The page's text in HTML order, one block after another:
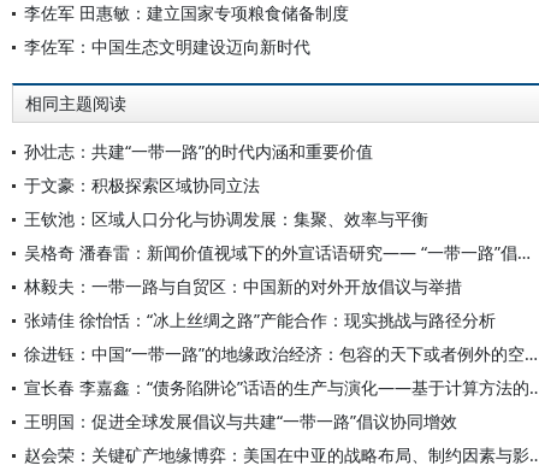
李佐军 田惠敏：建立国家专项粮食储备制度
李佐军：中国生态文明建设迈向新时代
相同主题阅读
孙壮志：共建“一带一路”的时代内涵和重要价值
于文豪：积极探索区域协同立法
王钦池：区域人口分化与协调发展：集聚、效率与平衡
吴格奇 潘春雷：新闻价值视域下的外宣话语研究—— “一带一路”倡议十周年报道分析
林毅夫：一带一路与自贸区：中国新的对外开放倡议与举措
张靖佳 徐怡恬：“冰上丝绸之路”产能合作：现实挑战与路径分析
徐进钰：中国“一带一路”的地缘政治经济：包容的天下或者例外的空间？
宣长春 李嘉鑫：“债务陷阱论
王明国：促进全球发展倡议与共建“一带一路”倡议协同增效
赵会荣：关键矿产地缘博弈：